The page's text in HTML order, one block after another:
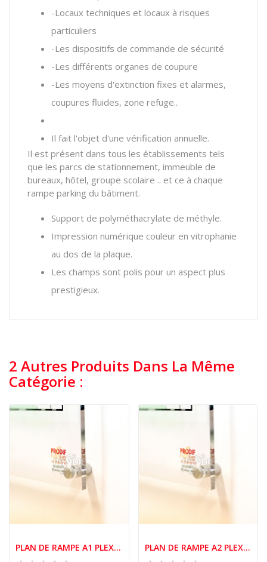
-Locaux techniques et locaux à risques
particuliers
-Les dispositifs de commande de sécurité
-Les différents organes de coupure
-Les moyens d'extinction fixes et alarmes,
coupures fluides, zone refuge..
Il fait l'objet d'une vérification annuelle.
Il est présent dans tous les établissements tels
que les parcs de stationnement, immeuble de
bureaux, hôtel, groupe scolaire .. et ce à chaque
rampe parking du bâtiment.
Support de polyméthacrylate de méthyle.
Impression numérique couleur en vitrophanie
au dos de la plaque.
Les champs sont polis pour un aspect plus
prestigieux.
2 Autres Produits Dans La Même
Catégorie :
PLAN DE RAMPE A1 PLEXIGLASS 6MM PLAN DE RAMPE A2 PLEXIGLASS 6MM